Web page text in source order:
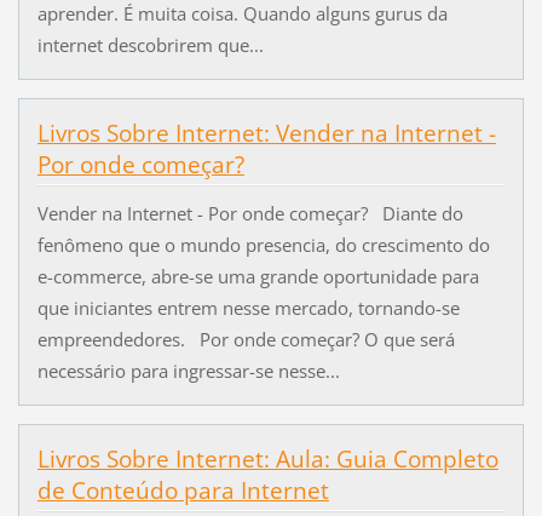
aprender. É muita coisa. Quando alguns gurus da
internet descobrirem que...
Livros Sobre Internet: Vender na Internet -
Por onde começar?
Vender na Internet - Por onde começar? Diante do
fenômeno que o mundo presencia, do crescimento do
e-commerce, abre-se uma grande oportunidade para
que iniciantes entrem nesse mercado, tornando-se
empreendedores. Por onde começar? O que será
necessário para ingressar-se nesse...
Livros Sobre Internet: Aula: Guia Completo
de Conteúdo para Internet